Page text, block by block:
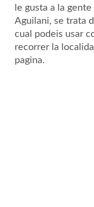
le gusta a la
Aguilani, se trata
cual podeis usar
recorrer la
pagina.